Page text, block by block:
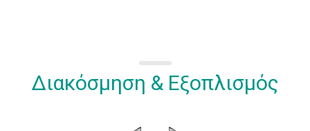
Διακόσμηση & Εξοπλισμός